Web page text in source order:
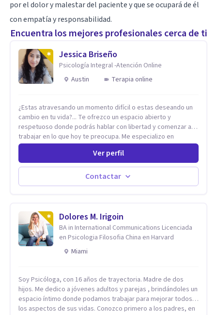
por el dolor y malestar del paciente y que se ocupará de él
con empatía y responsabilidad.
Encuentra los mejores profesionales cerca de ti
Jessica Briseño
Psicología Integral -Atención Online
Austin
Terapia online
¿Estas atravesando un momento difícil o estas deseando un
cambio en tu vida?... Te ofrezco un espacio abierto y
respetuoso donde podrás hablar con libertad y comenzar a
trabajar en lo que hoy te preocupa. Me especializo en
Trastornos de Ansiedad y a lo largo de mi experiencia
profesional he acompañado a muchas Familias y Parejas con
distintas problemáticas como el manejo del estrés,
Autoestima, Gestión de la Ira, Depresión, Retos en la Crianza,
Codependencia, Celos, entre otros. Cuento con más de 12
Adolescentes y Adultos
Ver perfil
Contactar
Dolores M. Irigoin
BA in International Communications Licenciada
en Psicologia Filosofia China en Harvard
Miami
Soy Psicóloga, con 16 años de trayectoria. Madre de dos
hijos. Me dedico a jóvenes adultos y parejas , brindándoles un
espacio íntimo donde podamos trabajar para mejorar todos
los aspectos de sus vidas. Conozco primero a los padres, en